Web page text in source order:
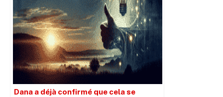
Dana a déjà confirmé que cela se